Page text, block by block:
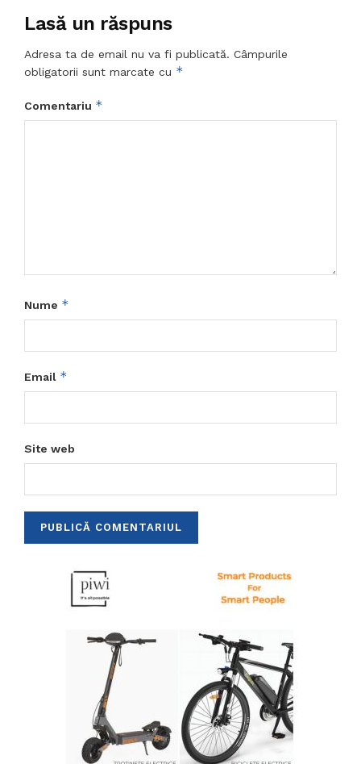
Lasă un răspuns
Adresa ta de email nu va fi publicată. Câmpurile
obligatorii sunt marcate cu *
Comentariu *
Nume *
Email *
Site web